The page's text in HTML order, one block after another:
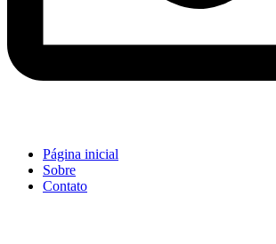
Página inicial
Sobre
Contato